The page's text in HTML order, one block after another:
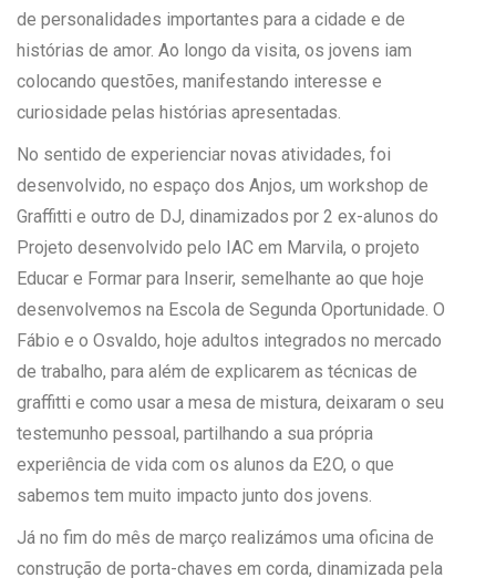
de personalidades importantes para a cidade e de
histórias de amor. Ao longo da visita, os jovens iam
colocando questões, manifestando interesse e
curiosidade pelas histórias apresentadas.
No sentido de experienciar novas atividades, foi
desenvolvido, no espaço dos Anjos, um workshop de
Graffitti e outro de DJ, dinamizados por 2 ex-alunos do
Projeto desenvolvido pelo IAC em Marvila, o projeto
Educar e Formar para Inserir, semelhante ao que hoje
desenvolvemos na Escola de Segunda Oportunidade. O
Fábio e o Osvaldo, hoje adultos integrados no mercado
de trabalho, para além de explicarem as técnicas de
graffitti e como usar a mesa de mistura, deixaram o seu
testemunho pessoal, partilhando a sua própria
experiência de vida com os alunos da E2O, o que
sabemos tem muito impacto junto dos jovens.
Já no fim do mês de março realizámos uma oficina de
construção de porta-chaves em corda, dinamizada pela